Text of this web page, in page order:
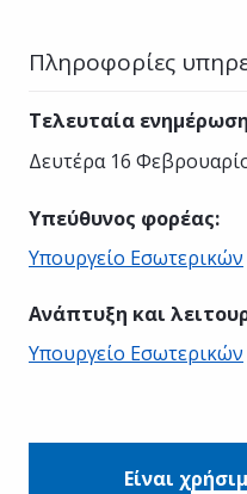
Πληροφορίες
Τελευταία ενημέρωση
Δευτέρα 16
Υπεύθυνος φορέας:
Υπουργείο Εσωτερικών
Ανάπτυξη και
Υπουργείο Εσωτερικών
Είναι